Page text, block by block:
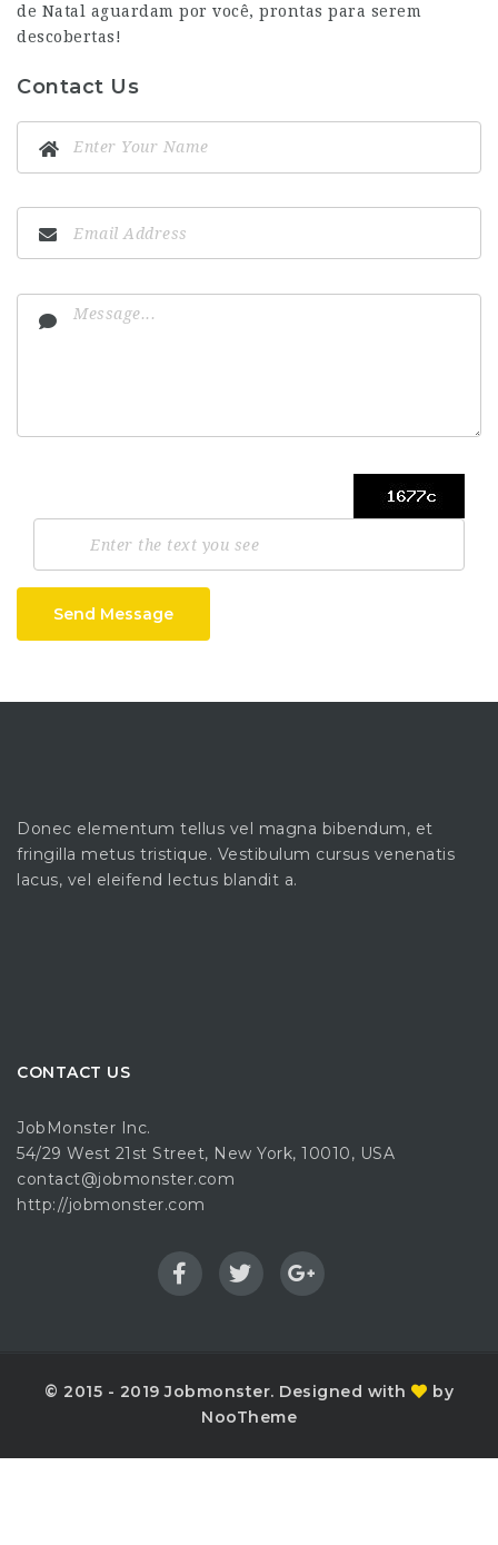
de Natal aguardam por você, prontas para serem
descobertas!
Contact Us
Send Message
Donec elementum tellus vel magna bibendum, et
fringilla metus tristique. Vestibulum cursus venenatis
lacus, vel eleifend lectus blandit a.
CONTACT US
JobMonster Inc.
54/29 West 21st Street, New York, 10010, USA
contact@jobmonster.com
http://jobmonster.com
© 2015 - 2019 Jobmonster. Designed with
by
NooTheme